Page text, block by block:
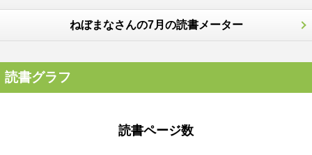
ねぼまなさんの7月の読書メーター
読書グラフ
読書ページ数